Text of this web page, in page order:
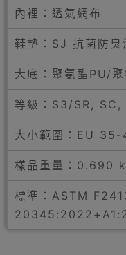
內裡：透氣網布
鞋墊：SJ 抗菌防臭
大底：聚氨酯PU/
等級：S3/SR,
大小範圍：EU 35-
樣品重量：0.690
標準：ASTM